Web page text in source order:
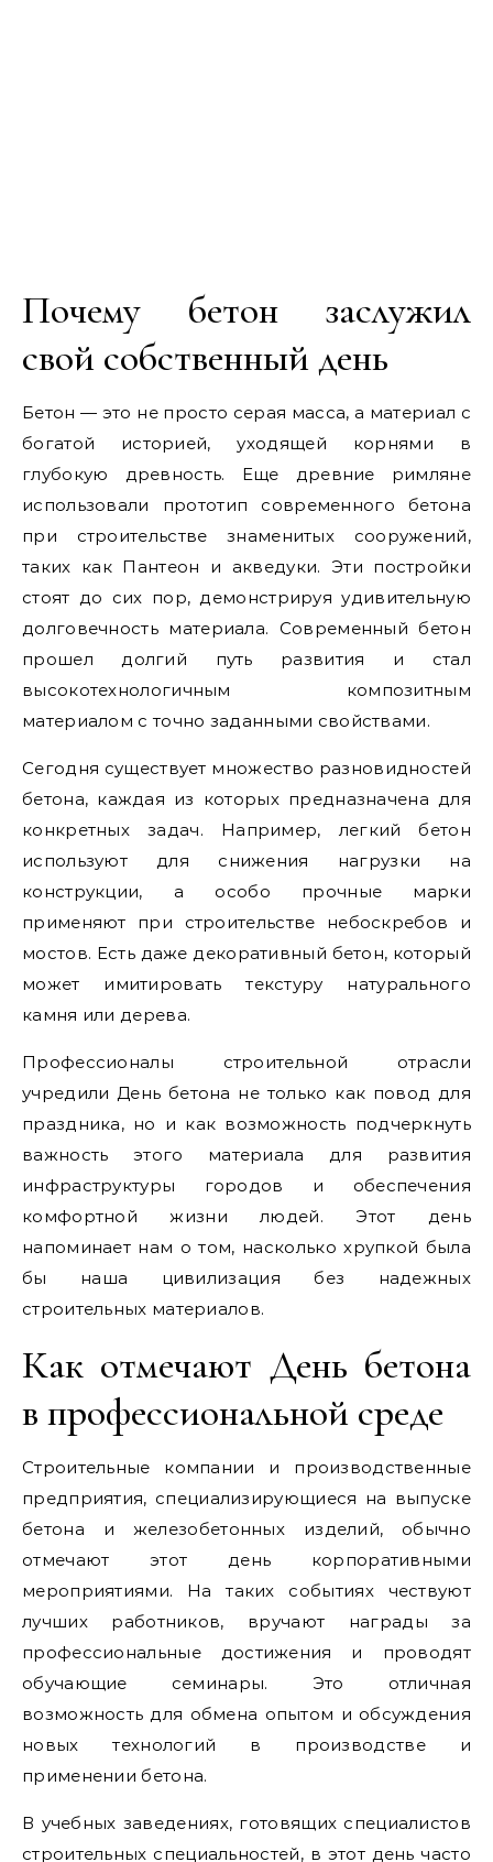
Почему бетон заслужил
свой собственный день
Бетон — это не просто серая масса, а материал с
богатой историей, уходящей корнями в
глубокую древность. Еще древние римляне
использовали прототип современного бетона
при строительстве знаменитых сооружений,
таких как Пантеон и акведуки. Эти постройки
стоят до сих пор, демонстрируя удивительную
долговечность материала. Современный бетон
прошел долгий путь развития и стал
высокотехнологичным композитным
материалом с точно заданными свойствами.
Сегодня существует множество разновидностей
бетона, каждая из которых предназначена для
конкретных задач. Например, легкий бетон
используют для снижения нагрузки на
конструкции, а особо прочные марки
применяют при строительстве небоскребов и
мостов. Есть даже декоративный бетон, который
может имитировать текстуру натурального
камня или дерева.
Профессионалы строительной отрасли
учредили День бетона не только как повод для
праздника, но и как возможность подчеркнуть
важность этого материала для развития
инфраструктуры городов и обеспечения
комфортной жизни людей. Этот день
напоминает нам о том, насколько хрупкой была
бы наша цивилизация без надежных
строительных материалов.
Как отмечают День бетона
в профессиональной среде
Строительные компании и производственные
предприятия, специализирующиеся на выпуске
бетона и железобетонных изделий, обычно
отмечают этот день корпоративными
мероприятиями. На таких событиях чествуют
лучших работников, вручают награды за
профессиональные достижения и проводят
обучающие семинары. Это отличная
возможность для обмена опытом и обсуждения
новых технологий в производстве и
применении бетона.
В учебных заведениях, готовящих специалистов
строительных специальностей, в этот день часто